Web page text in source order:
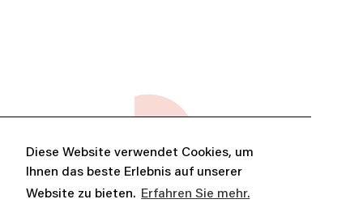
Diese Website verwendet Cookies, um
Ihnen das beste Erlebnis auf unserer
Website zu bieten. Erfahren Sie mehr.